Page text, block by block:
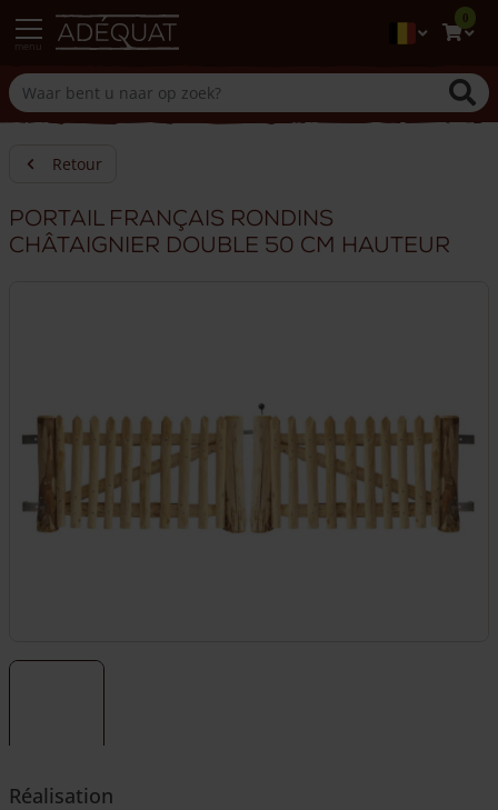
0
Retour
Portail français rondins
châtaignier double 50 cm hauteur
Réalisation